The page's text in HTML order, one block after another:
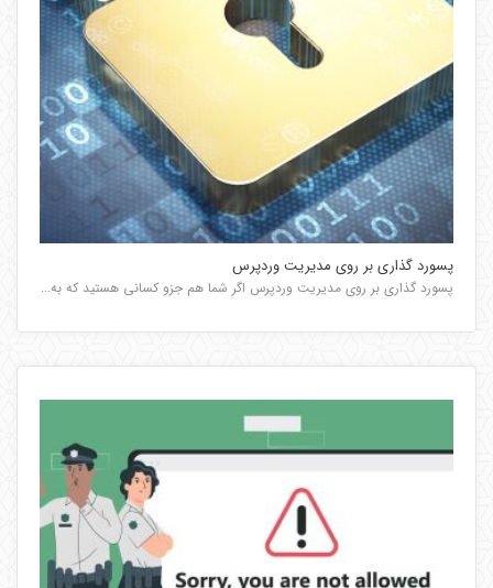
پسورد گذاری بر روی مدیریت وردپرس
پسورد گذاری بر روی مدیریت وردپرس اگر شما هم جزو کسانی هستید که به...